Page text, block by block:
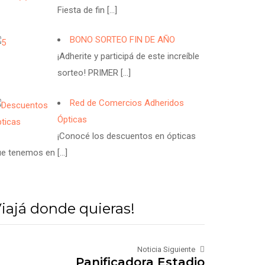
Fiesta de fin […]
BONO SORTEO FIN DE AÑO
¡Adherite y participá de este increíble
sorteo! PRIMER […]
Red de Comercios Adheridos
Ópticas
¡Conocé los descuentos en ópticas
tenemos en […]
donde quieras!
Noticia Siguiente
Panificadora Estadio